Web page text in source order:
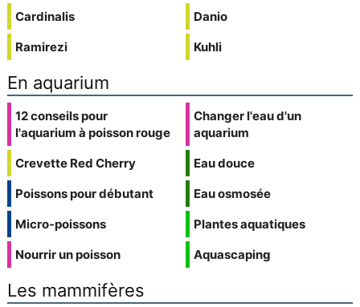
Cardinalis
Ramirezi
Danio
Kuhli
En aquarium
12 conseils pour
l'aquarium à poisson rouge
Crevette Red Cherry
Poissons pour débutant
Micro-poissons
Nourrir un poisson
Changer l'eau d'un
aquarium
Eau douce
Eau osmosée
Plantes aquatiques
Aquascaping
Les mammifères